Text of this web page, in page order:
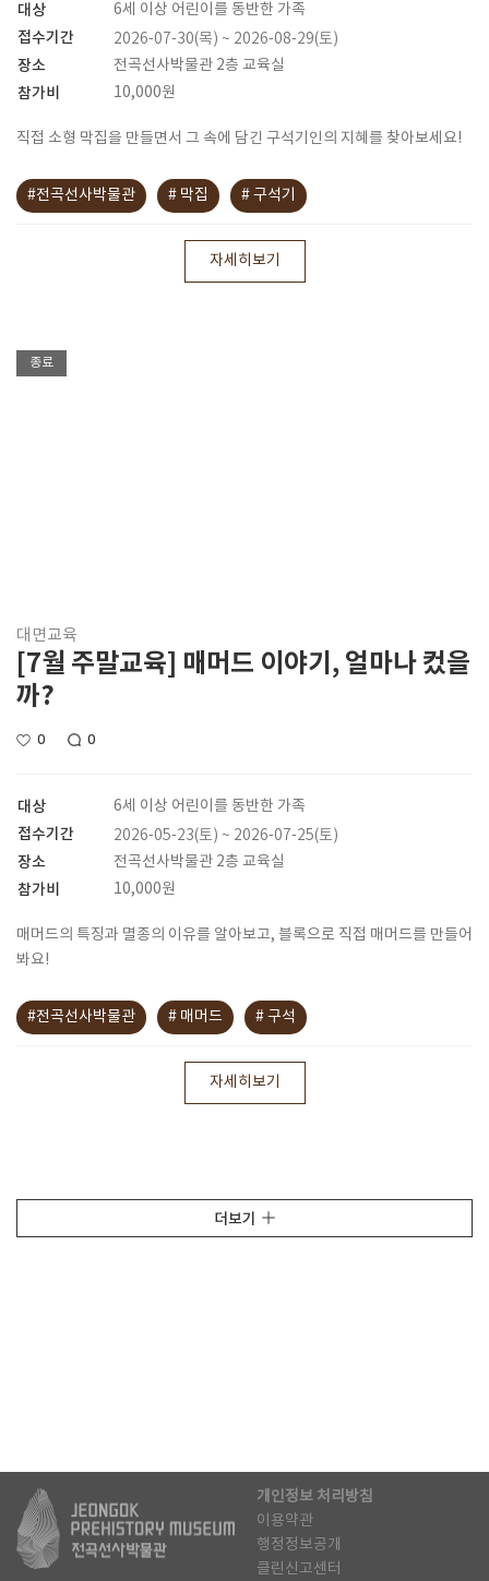
대상 6세 이상 어린이를 동반한 가족
접수기간 2026-07-30(목) ~ 2026-08-29(토)
장소 전곡선사박물관 2층 교육실
참가비 10,000원
직접 소형 막집을 만들면서 그 속에 담긴 구석기인의 지혜를 찾아보세요!
#전곡선사박물관 # 막집 # 구석기
자세히보기
종료
대면교육
[7월 주말교육] 매머드 이야기, 얼마나 컸을
까?
0 0
대상 6세 이상 어린이를 동반한 가족
접수기간 2026-05-23(토) ~ 2026-07-25(토)
장소 전곡선사박물관 2층 교육실
참가비 10,000원
매머드의 특징과 멸종의 이유를 알아보고, 블록으로 직접 매머드를 만들어
봐요!
#전곡선사박물관 # 매머드 # 구석
자세히보기
더보기
개인정보 처리방침
이용약관
행정정보공개
클린신고센터